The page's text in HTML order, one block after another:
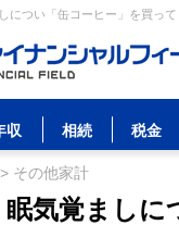
につい「缶コーヒー」を買っ
収 相続 税金
> その他家計
眠気覚ましに